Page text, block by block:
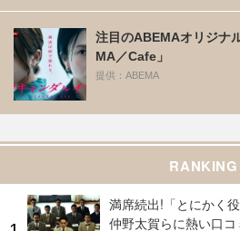
注目のABEMAオリジナ
MA／Cafe」
提供：ABEMA
RANKING
満席続出!「とにかく
仲野太賀らに熱い口コ